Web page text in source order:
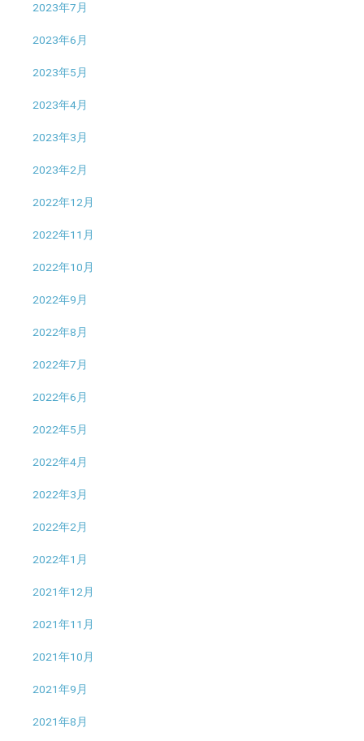
2023年7月
2023年6月
2023年5月
2023年4月
2023年3月
2023年2月
2022年12月
2022年11月
2022年10月
2022年9月
2022年8月
2022年7月
2022年6月
2022年5月
2022年4月
2022年3月
2022年2月
2022年1月
2021年12月
2021年11月
2021年10月
2021年9月
2021年8月